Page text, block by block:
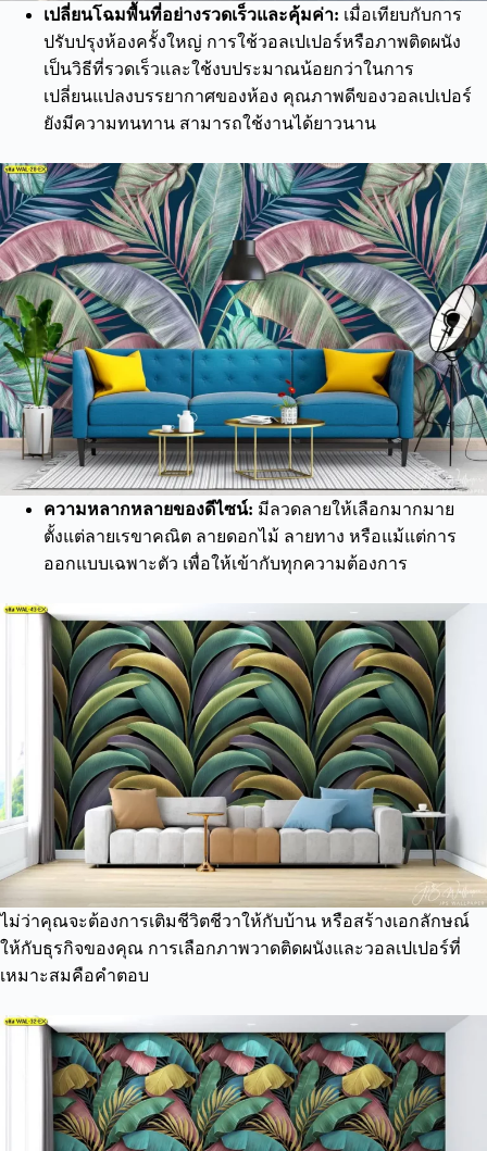
เปลี่ยนโฉมพื้นที่อย่างรวดเร็วและคุ้มค่า: เมื่อเทียบกับการ
ปรับปรุงห้องครั้งใหญ่ การใช้วอลเปเปอร์หรือภาพติดผนัง
เป็นวิธีที่รวดเร็วและใช้งบประมาณน้อยกว่าในการ
เปลี่ยนแปลงบรรยากาศของห้อง คุณภาพดีของวอลเปเปอร์
ยังมีความทนทาน สามารถใช้งานได้ยาวนาน
ความหลากหลายของดีไซน์: มีลวดลายให้เลือกมากมาย
ตั้งแต่ลายเรขาคณิต ลายดอกไม้ ลายทาง หรือแม้แต่การ
ออกแบบเฉพาะตัว เพื่อให้เข้ากับทุกความต้องการ
ไม่ว่าคุณจะต้องการเติมชีวิตชีวาให้กับบ้าน หรือสร้างเอกลักษณ์
ให้กับธุรกิจของคุณ การเลือกภาพวาดติดผนังและวอลเปเปอร์ที่
เหมาะสมคือคำตอบ